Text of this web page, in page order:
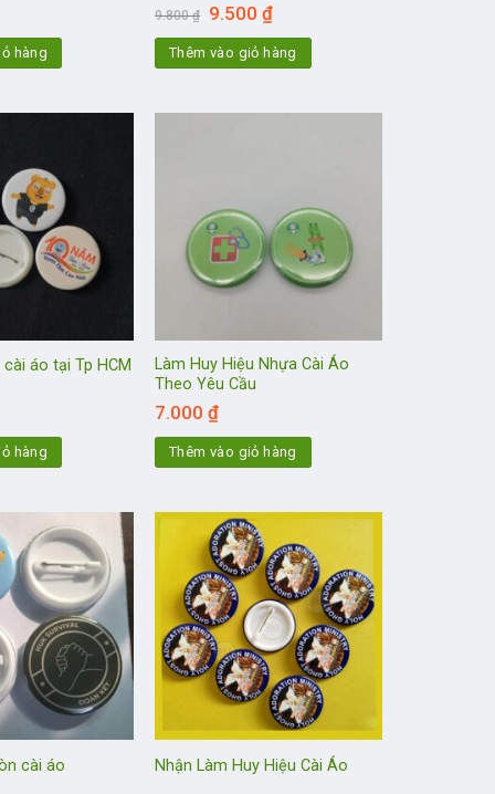
hàng
9.800₫
Giá
gốc
là:
9.800 ₫.
9.500 ₫Giá
hiện
tại
là:
9.500 ₫.
Thêm vào giỏ hàng
áo tại Tp HCM
hàng
Làm Huy Hiệu Nhựa Cài Áo
Theo Yêu Cầu
7.000₫
Thêm vào giỏ hàng
cài áo Nhận Làm Huy Hiệu Cài Áo